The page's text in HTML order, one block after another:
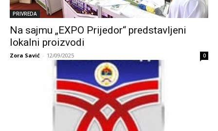
PRIVREDA
Na sajmu „EXPO Prijedor“ predstavljeni
lokalni proizvodi
Zora Savić - 12/09/2025 0